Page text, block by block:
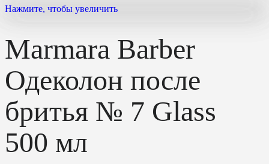
Нажмите, чтобы увеличить
Marmara Barber
Одеколон после
бритья № 7 Glass
500 мл